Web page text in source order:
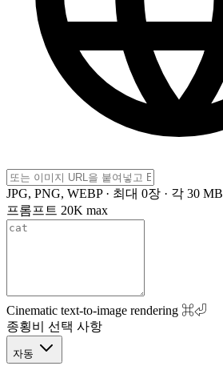
JPG, PNG, WEBP · 최대 0장 · 각 30 MB
프롬프트 20K max
Cinematic text-to-image rendering ⌘⏎
종횡비
선택 사항
자동